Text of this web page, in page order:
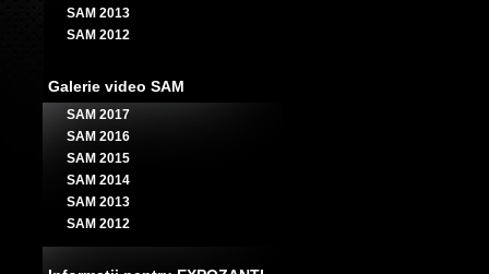
SAM 2013
SAM 2012
Galerie video SAM
SAM 2017
SAM 2016
SAM 2015
SAM 2014
SAM 2013
SAM 2012